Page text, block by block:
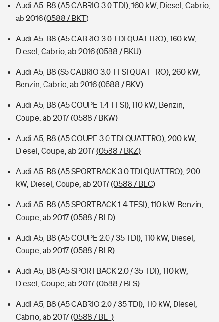
Audi A5, B8 (A5 CABRIO 3.0 TDI), 160 kW, Diesel, Cabrio,
ab 2016(0588 / BKT)
Audi A5, B8 (A5 CABRIO 3.0 TDI QUATTRO), 160 kW,
Diesel, Cabrio, ab 2016(0588 / BKU)
Audi A5, B8 (S5 CABRIO 3.0 TFSI QUATTRO), 260 kW,
Benzin, Cabrio, ab 2016(0588 / BKV)
Audi A5, B8 (A5 COUPE 1.4 TFSI), 110 kW, Benzin,
Coupe, ab 2017(0588 / BKW)
Audi A5, B8 (A5 COUPE 3.0 TDI QUATTRO), 200 kW,
Diesel, Coupe, ab 2017(0588 / BKZ)
Audi A5, B8 (A5 SPORTBACK 3.0 TDI QUATTRO), 200
kW, Diesel, Coupe, ab 2017(0588 / BLC)
Audi A5, B8 (A5 SPORTBACK 1.4 TFSI), 110 kW, Benzin,
Coupe, ab 2017(0588 / BLD)
Audi A5, B8 (A5 COUPE 2.0 / 35 TDI), 110 kW, Diesel,
Coupe, ab 2017(0588 / BLR)
Audi A5, B8 (A5 SPORTBACK 2.0 / 35 TDI), 110 kW,
Diesel, Coupe, ab 2017(0588 / BLS)
Audi A5, B8 (A5 CABRIO 2.0 / 35 TDI), 110 kW, Diesel,
Cabrio, ab 2017(0588 / BLT)